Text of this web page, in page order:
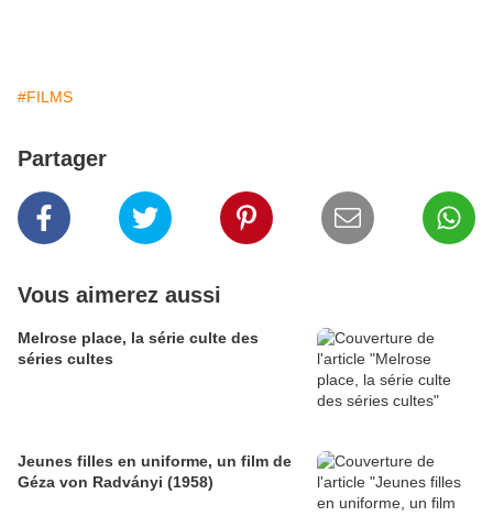
#FILMS
Partager
Vous aimerez aussi
Melrose place, la série culte des
séries cultes
Jeunes filles en uniforme, un film de
Géza von Radványi (1958)